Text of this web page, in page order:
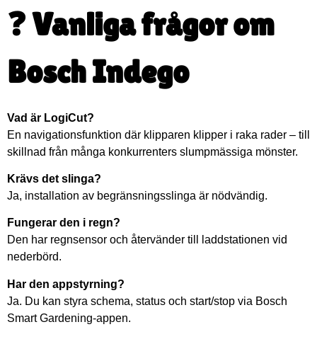
❓ Vanliga frågor om
Bosch Indego
Vad är LogiCut?
En navigationsfunktion där klipparen klipper i raka rader – till
skillnad från många konkurrenters slumpmässiga mönster.
Krävs det slinga?
Ja, installation av begränsningsslinga är nödvändig.
Fungerar den i regn?
Den har regnsensor och återvänder till laddstationen vid
nederbörd.
Har den appstyrning?
Ja. Du kan styra schema, status och start/stop via Bosch
Smart Gardening-appen.